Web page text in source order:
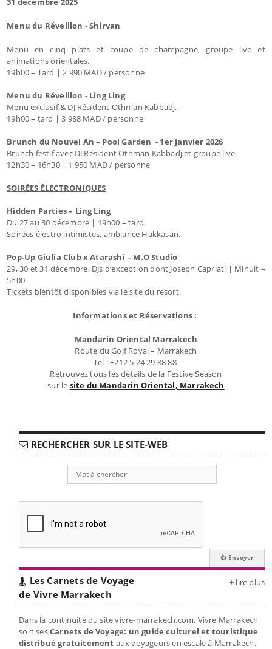
Menu du Réveillon - Shirvan
Menu en cinq plats et coupe de champagne, groupe live et
animations orientales.
19h00 – Tard | 2 990 MAD / personne
Menu du Réveillon - Ling Ling
Menu exclusif & DJ Résident Othman Kabbadj.
19h00 – tard | 3 988 MAD / personne
Brunch du Nouvel An – Pool Garden - 1er janvier 2026
Brunch festif avec DJ Résident Othman Kabbadj et groupe live.
12h30 – 16h30 | 1 950 MAD / personne
SOIRÉES ÉLECTRONIQUES
Hidden Parties – Ling Ling
Du 27 au 30 décembre | 19h00 – tard
Soirées électro intimistes, ambiance Hakkasan.
Pop-Up Giulia Club x Atarashi – M.O Studio
29, 30 et 31 décembre, DJs d’exception dont Joseph Capriati | Minuit –
5h00
Tickets bientôt disponibles via le site du resort.
Informations et Réservations :
Mandarin Oriental Marrakech
Route du Golf Royal – Marrakech
Tel : +212 5 24 29 88 88
Retrouvez tous les détails de la Festive Season
sur le site du Mandarin Oriental, Marrakech
RECHERCHER SUR LE SITE-WEB
Les Carnets de Voyage
de Vivre Marrakech
+ lire plus
Dans la continuité du site vivre-marrakech.com, Vivre Marrakech
sort sesCarnets de Voyage: un guide culturel et touristique
distribué gratuitement aux voyageurs en escale à Marrakech.